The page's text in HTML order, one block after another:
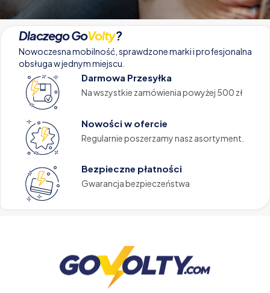
Dlaczego GoVolty?
Nowoczesna mobilność, sprawdzone marki i profesjonalna
obsługa w jednym miejscu.
Darmowa Przesyłka
Na wszystkie zamówienia powyżej 500 zł
Nowości w ofercie
Regularnie poszerzamy nasz asortyment.
Bezpieczne płatności
Gwarancja bezpieczeństwa